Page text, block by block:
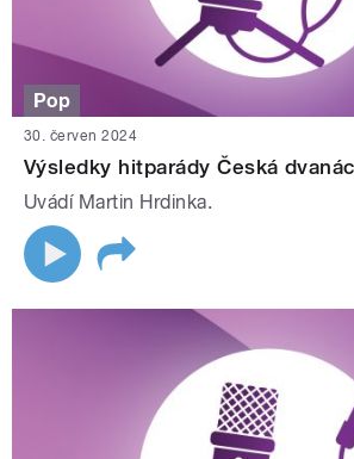
Pop
30. červen 2024
Výsledky hitparády Česká
Uvádí Martin Hrdinka.